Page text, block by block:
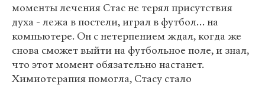
моменты лечения Стас не терял присутствия
духа - лежа в постели, играл в футбол… на
компьютере. Он с нетерпением ждал, когда же
снова сможет выйти на футбольное поле, и знал,
что этот момент обязательно настанет.
Химиотерапия помогла, Стасу стало